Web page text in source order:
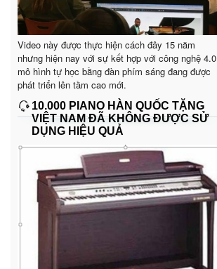
Video này được thực hiện cách đây 15 năm
nhưng hiện nay với sự kết hợp với công nghệ 4.0
mô hình tự học bằng đàn phím sáng đang được
phát triển lên tầm cao mới.
10.000 PIANO HÀN QUỐC TẶNG
VIỆT NAM ĐÃ KHÔNG ĐƯỢC SỬ
DỤNG HIỆU QUẢ